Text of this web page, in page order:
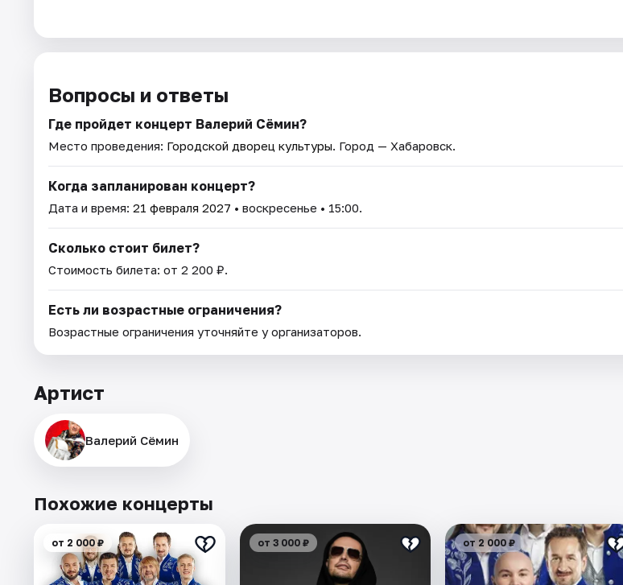
Вопросы и ответы
Где пройдет концерт Валерий Сёмин?
Место проведения: Городской дворец культуры. Город — Хабаровск.
Когда запланирован концерт?
Дата и время: 21 февраля 2027 • воскресенье • 15:00.
Сколько стоит билет?
Стоимость билета: от 2 200 ₽.
Есть ли возрастные ограничения?
Возрастные ограничения уточняйте у организаторов.
Артист
Валерий Сёмин
Похожие концерты
от 2 000 ₽ от 3 000 ₽ от 2 000 ₽